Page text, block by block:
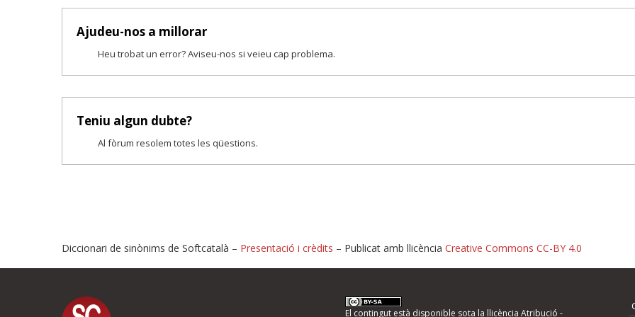
Ajudeu-nos a millorar
Heu trobat un error? Aviseu-nos si veieu cap problema.
Teniu algun dubte?
Al fòrum resolem totes les qüestions.
Proposeu-nos millores o informeu d'errors
Diccionari de sinònims de Softcatalà – Presentació i crèdits – Publicat amb llicència Creative Commons CC-BY 4.0
El contingut està disponible sota la llicència Atribució -